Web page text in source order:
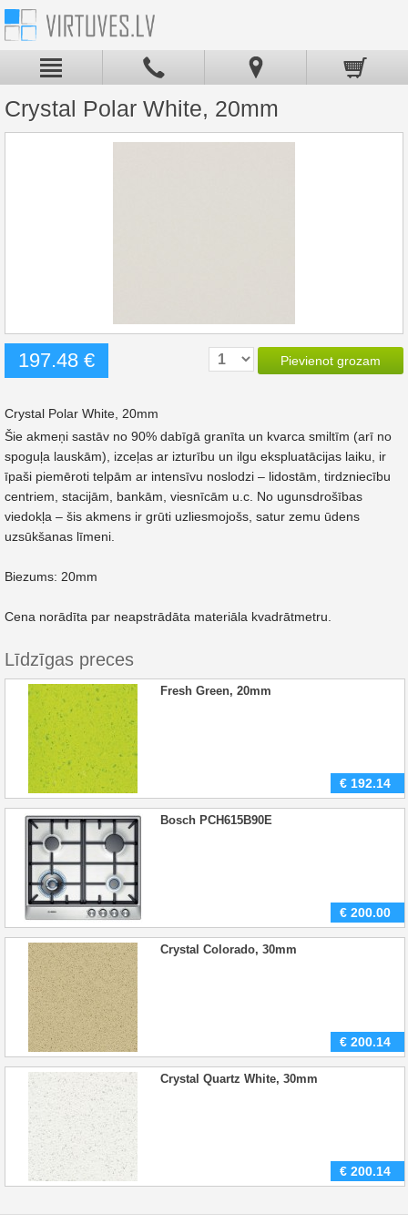
Crystal Polar White, 20mm
197.48 € Pievienot grozam
Crystal Polar White, 20mm
Šie akmeņi sastāv no 90% dabīgā granīta un kvarca smiltīm (arī no
spoguļa lauskām), izceļas ar izturību un ilgu ekspluatācijas laiku, ir
īpaši piemēroti telpām ar intensīvu noslodzi – lidostām, tirdzniecību
centriem, stacijām, bankām, viesnīcām u.c. No ugunsdrošības
viedokļa – šis akmens ir grūti uzliesmojošs, satur zemu ūdens
uzsūkšanas līmeni.
Biezums: 20mm
Cena norādīta par neapstrādāta materiāla kvadrātmetru.
Līdzīgas preces
Fresh Green, 20mm
€ 192.14
Bosch PCH615B90E
€ 200.00
Crystal Colorado, 30mm
€ 200.14
Crystal Quartz White, 30mm
€ 200.14